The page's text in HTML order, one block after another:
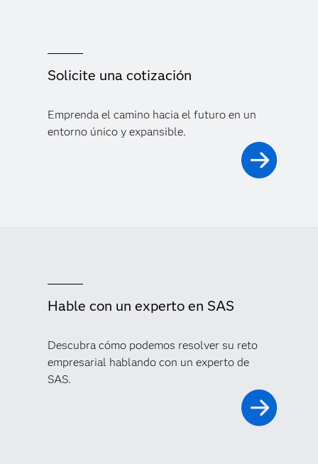
Solicite una cotización
Emprenda el camino hacia el futuro en un
entorno único y expansible.
Hable con un experto en SAS
Descubra cómo podemos resolver su reto
empresarial hablando con un experto de
SAS.